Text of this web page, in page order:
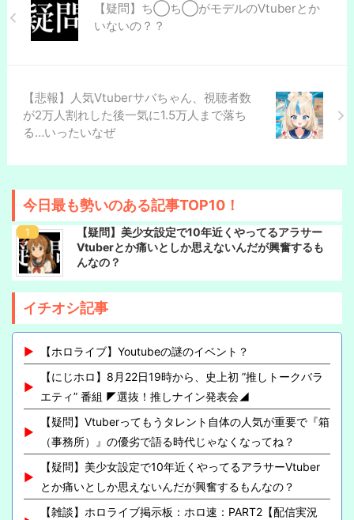
【疑問】ち◯ち◯がモデルのVtuberとか
いないの？？
【悲報】人気Vtuberサバちゃん、視聴者数
が2万人割れした後一気に1.5万人まで落ち
る…いったいなぜ
今日最も勢いのある記事TOP10！
【疑問】美少女設定で10年近くやってるアラサー
Vtuberとか痛いとしか思えないんだが興奮するも
んなの？
イチオシ記事
【ホロライブ】Youtubeの謎のイベント？
【にじホロ】8月22日19時から、史上初 ”推しトークバラ
エティ” 番組 ◤選抜！推しナイン発表会◢
【疑問】Vtuberってもうタレント自体の人気が重要で『箱
（事務所）』の優劣で語る時代じゃなくなってね？
【疑問】美少女設定で10年近くやってるアラサーVtuber
とか痛いとしか思えないんだが興奮するもんなの？
【雑談】ホロライブ掲示板：ホロ速：PART2【配信実況